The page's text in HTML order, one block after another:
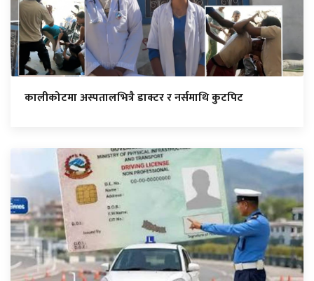
कालीकोटमा अस्पतालभित्रै डाक्टर र नर्समाथि कुटपिट